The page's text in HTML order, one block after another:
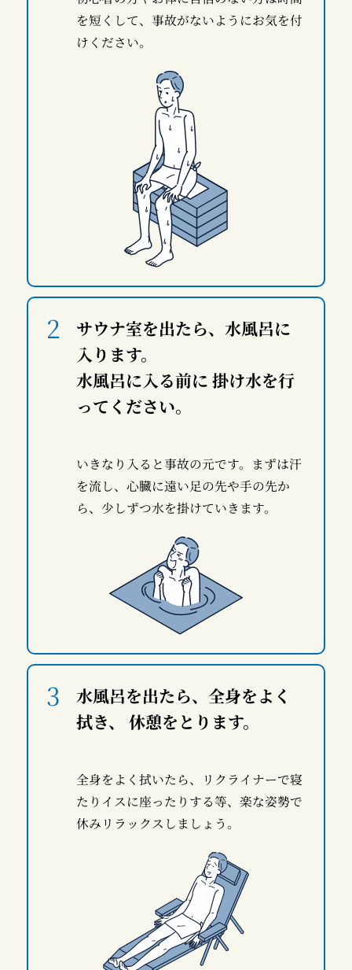
を短くして、事故がないようにお気を付
けください。
サウナ室を出たら、水風呂に
入ります。
水風呂に入る前に 掛け水を行
ってください。
いきなり入ると事故の元です。まずは汗
を流し、心臓に遠い足の先や手の先か
ら、少しずつ水を掛けていきます。
水風呂を出たら、全身をよく
拭き、 休憩をとります。
全身をよく拭いたら、リクライナーで寝
たりイスに座ったりする等、楽な姿勢で
休みリラックスしましょう。